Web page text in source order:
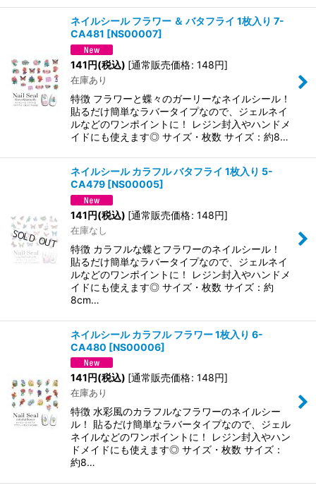
ネイルシール フラワー ＆ バタフライ 1枚入り 7-
CA481 [NS00007]
141円(税込) [通常販売価格: 148円]
在庫あり
特徴 フラワーと蝶々のガーリーなネイルシール！
貼るだけ簡単なラバータイプなので、ジェルネイ
ルなどのワンポイントに！ レジン封入やハンドメ
イドにも使えます◎ サイズ・枚数 サイズ：約8…
ネイルシール カラフル バタフライ 1枚入り 5-
CA479 [NS00005]
141円(税込) [通常販売価格: 148円]
在庫なし
特徴 カラフルな蝶とフラワーのネイルシール！
貼るだけ簡単なラバータイプなので、ジェルネイ
ルなどのワンポイントに！ レジン封入やハンドメ
イドにも使えます◎ サイズ・枚数 サイズ：約
8cm…
ネイルシール カラフル フラワー 1枚入り 6-
CA480 [NS00006]
141円(税込) [通常販売価格: 148円]
在庫あり
特徴 水彩風のカラフルなフラワーのネイルシー
ル！ 貼るだけ簡単なラバータイプなので、ジェル
ネイルなどのワンポイントに！ レジン封入やハン
ドメイドにも使えます◎ サイズ・枚数 サイズ：
約8…